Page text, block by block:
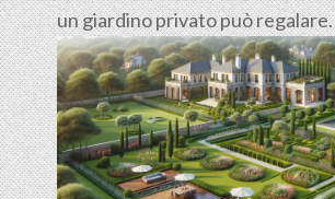
un giardino privato può regalare.